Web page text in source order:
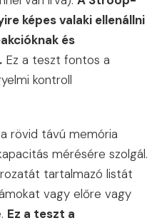
képes valaki ellenállni
és
Ez a teszt fontos a
kontroll
a rövid távú memória
mérésére szolgál.
tartalmazó listát
vagy előre vagy
Ez a teszt a